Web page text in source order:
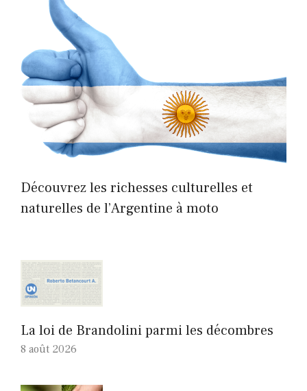
Découvrez les richesses culturelles et
naturelles de l’Argentine à moto
La loi de Brandolini parmi les décombres
8 août 2026